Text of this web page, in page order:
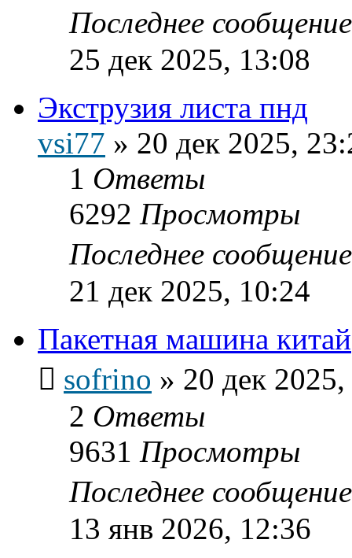
Последнее
25 дек 2025, 13:08
Экструзия листа пнд
vsi77 » 20 дек 2025,
1 Ответы
6292 Просмотры
Последнее
21 дек 2025, 10:24
Пакетная машина китай
sofrino » 20 дек
2 Ответы
9631 Просмотры
Последнее
13 янв 2026, 12:36